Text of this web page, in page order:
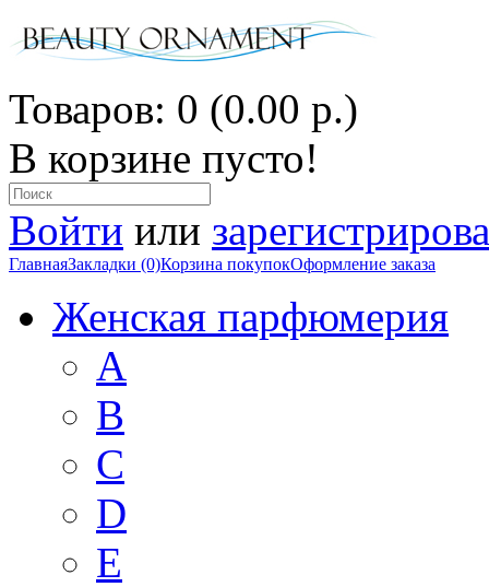
Товаров: 0 (0.00 р.)
В корзине пусто!
Войти или
ГлавнаяЗакладки (0)Корзина покупокОформление заказа
Женская парфюмерия
A
B
C
D
E